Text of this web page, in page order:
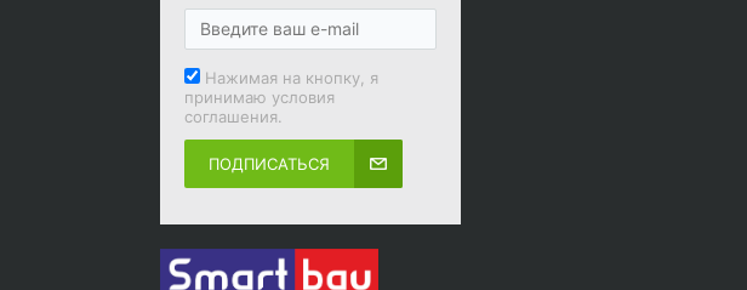
Нажимая на кнопку, я
принимаю условия
соглашения.
ПОДПИСАТЬСЯ